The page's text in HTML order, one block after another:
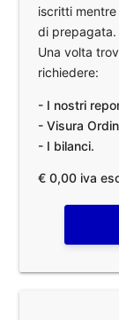
iscritti
di prepagata.
Una volta
richiedere:
- I nostri
- Visura
- I bilanci.
€ 0,00 iva